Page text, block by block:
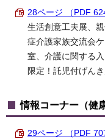
28ページ （PDF
生活創意工夫展、
症介護家族交流会
室、介護に関する
限定！託児付げん
情報コーナー（健
29ページ （PDF